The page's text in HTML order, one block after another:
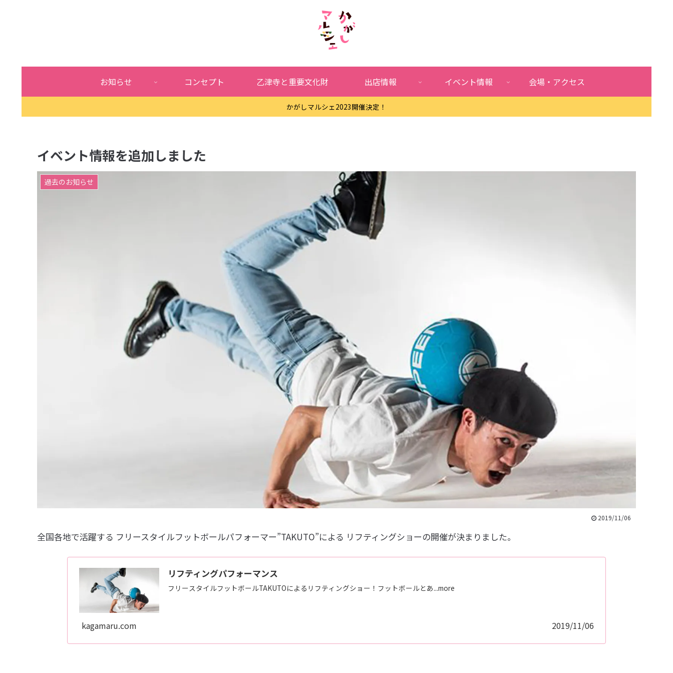
お知らせ コンセプト 乙津寺と重要文化財 出店情報 イベント情報 会場・アクセス
かがしマルシェ2023開催決定！
イベント情報を追加しました
過去のお知らせ
2019/11/06
全国各地で活躍する フリースタイルフットボールパフォーマー”TAKUTO”による リフティングショーの開催が決まりました。
リフティングパフォーマンス
フリースタイルフットボールTAKUTOによるリフティングショー！フットボールとあ...more
kagamaru.com 2019/11/06